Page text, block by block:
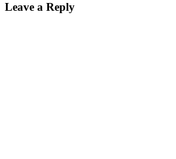
Leave a Reply